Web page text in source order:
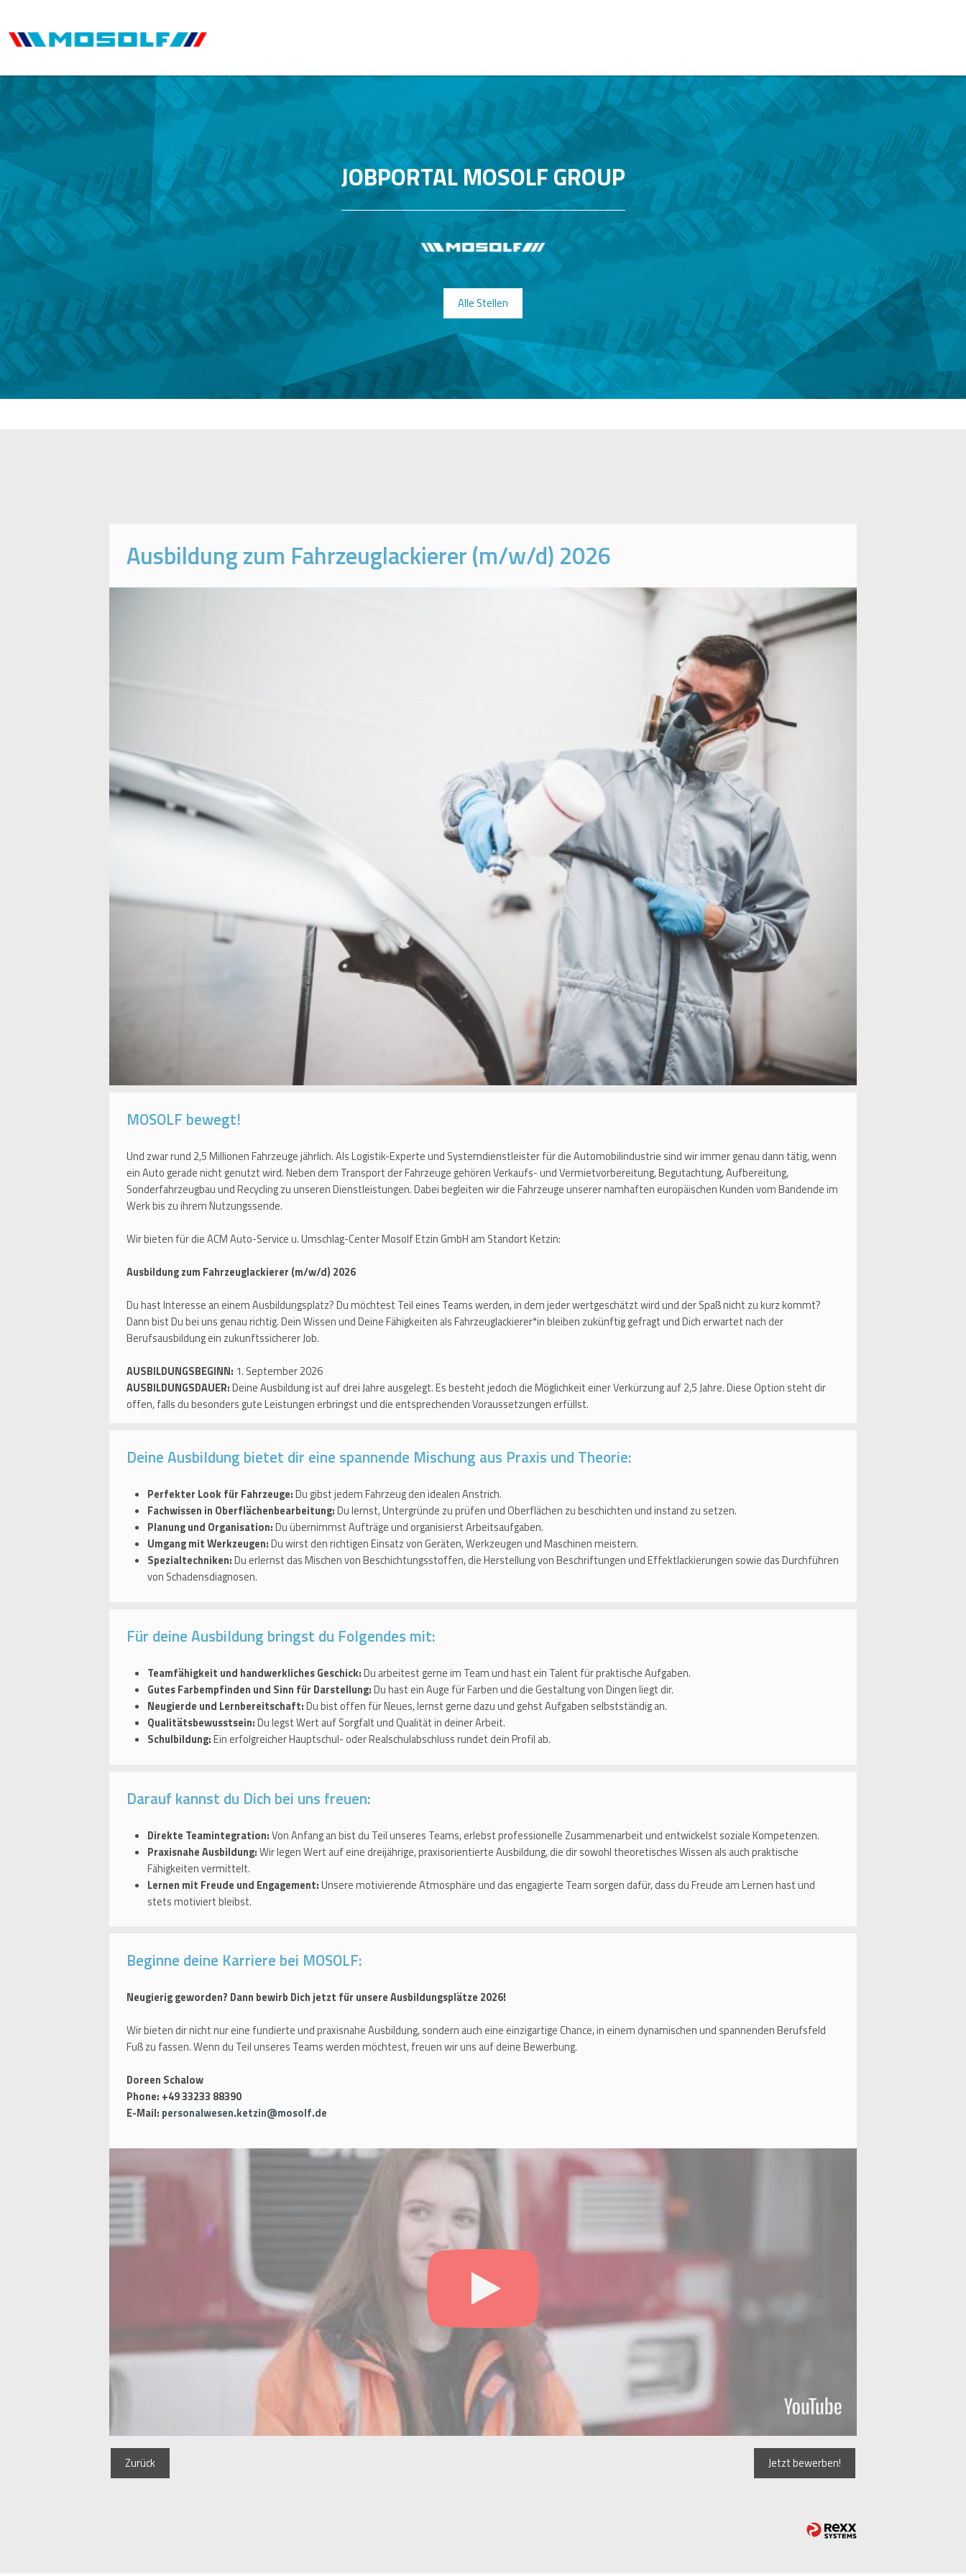
JOBPORTAL MOSOLF GROUP
Alle Stellen
Ausbildung zum Fahrzeuglackierer (m/w/d) 2026
MOSOLF bewegt!
Und zwar rund 2,5 Millionen Fahrzeuge jährlich. Als Logistik-Experte und Systemdienstleister für die Automobilindustrie sind wir immer genau dann tätig, wenn
ein Auto gerade nicht genutzt wird. Neben dem Transport der Fahrzeuge gehören Verkaufs- und Vermietvorbereitung, Begutachtung, Aufbereitung,
Sonderfahrzeugbau und Recycling zu unseren Dienstleistungen. Dabei begleiten wir die Fahrzeuge unserer namhaften europäischen Kunden vom Bandende im
Werk bis zu ihrem Nutzungssende.
Wir bieten für die ACM Auto-Service u. Umschlag-Center Mosolf Etzin GmbH am Standort Ketzin:
Ausbildung zum Fahrzeuglackierer (m/w/d) 2026
Du hast Interesse an einem Ausbildungsplatz? Du möchtest Teil eines Teams werden, in dem jeder wertgeschätzt wird und der Spaß nicht zu kurz kommt?
Dann bist Du bei uns genau richtig. Dein Wissen und Deine Fähigkeiten als Fahrzeuglackierer*in bleiben zukünftig gefragt und Dich erwartet nach der
Berufsausbildung ein zukunftssicherer Job.
AUSBILDUNGSBEGINN: 1. September 2026
AUSBILDUNGSDAUER:Deine Ausbildung ist auf drei Jahre ausgelegt. Es besteht jedoch die Möglichkeit einer Verkürzung auf 2,5 Jahre. Diese Option steht dir
offen, falls du besonders gute Leistungen erbringst und die entsprechenden Voraussetzungen erfüllst.
Deine Ausbildung bietet dir eine spannende Mischung aus Praxis und Theorie:
Perfekter Look für Fahrzeuge:Du gibst jedem Fahrzeug den idealen Anstrich.
Fachwissen in Oberflächenbearbeitung:Du lernst, Untergründe zu prüfen und Oberflächen zu beschichten und instand zu setzen.
Planung und Organisation:Du übernimmst Aufträge und organisierst Arbeitsaufgaben.
Umgang mit Werkzeugen:Du wirst den richtigen Einsatz von Geräten, Werkzeugen und Maschinen meistern.
Spezialtechniken:Du erlernst das Mischen von Beschichtungsstoffen, die Herstellung von Beschriftungen und Effektlackierungen sowie das Durchführen
von Schadensdiagnosen.
Für deine Ausbildung bringst du Folgendes mit:
Teamfähigkeit und handwerkliches Geschick:Du arbeitest gerne im Team und hast ein Talent für praktische Aufgaben.
Gutes Farbempfinden und Sinn für Darstellung:Du hast ein Auge für Farben und die Gestaltung von Dingen liegt dir.
Neugierde und Lernbereitschaft:Du bist offen für Neues, lernst gerne dazu und gehst Aufgaben selbstständig an.
Qualitätsbewusstsein:Du legst Wert auf Sorgfalt und Qualität in deiner Arbeit.
Schulbildung:Ein erfolgreicher Hauptschul- oder Realschulabschluss rundet dein Profil ab.
Darauf kannst du Dich bei uns freuen:
Direkte Teamintegration:Von Anfang an bist du Teil unseres Teams, erlebst professionelle Zusammenarbeit und entwickelst soziale Kompetenzen.
Praxisnahe Ausbildung:Wir legen Wert auf eine dreijährige, praxisorientierte Ausbildung, die dir sowohl theoretisches Wissen als auch praktische
Fähigkeiten vermittelt.
Lernen mit Freude und Engagement:Unsere motivierende Atmosphäre und das engagierte Team sorgen dafür, dass du Freude am Lernen hast und
stets motiviert bleibst.
Beginne deine Karriere bei MOSOLF:
Neugierig geworden? Dann bewirb Dich jetzt für unsere Ausbildungsplätze 2026!
Wir bieten dir nicht nur eine fundierte und praxisnahe Ausbildung, sondern auch eine einzigartige Chance, in einem dynamischen und spannenden Berufsfeld
Fuß zu fassen. Wenn du Teil unseres Teams werden möchtest, freuen wir uns auf deine Bewerbung.
Doreen Schalow
Phone: +49 33233 88390
E-Mail: personalwesen.ketzin@mosolf.de
Zurück Jetzt bewerben!